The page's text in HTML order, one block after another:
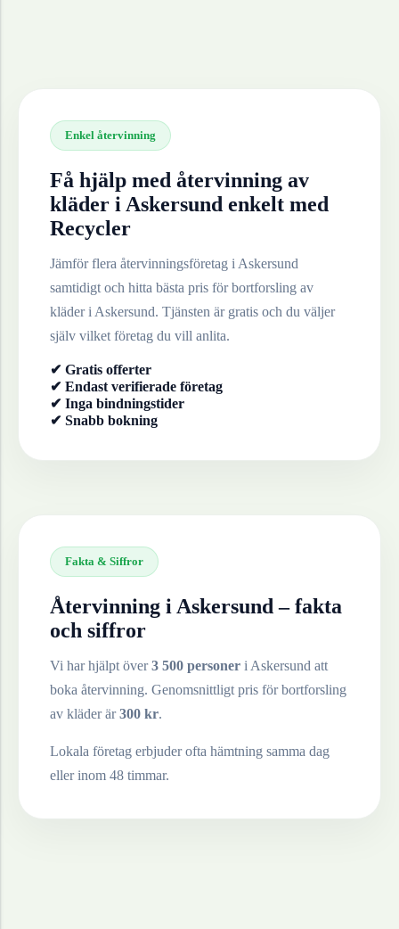
Enkel återvinning
Få hjälp med återvinning av
kläder i Askersund enkelt med
Recycler
Jämför flera återvinningsföretag i Askersund
samtidigt och hitta bästa pris för bortforsling av
kläderi Askersund. Tjänsten är gratis och du väljer
själv vilket företag du vill anlita.
✔ Gratis offerter
✔ Endast verifierade företag
✔ Inga bindningstider
✔ Snabb bokning
Fakta & Siffror
Återvinning i Askersund – fakta
och siffror
Vi har hjälpt över3 500 personer i Askersund att
boka återvinning. Genomsnittligt pris för bortforsling
av kläderär300 kr.
Lokala företag erbjuder ofta hämtning samma dag
eller inom 48 timmar.